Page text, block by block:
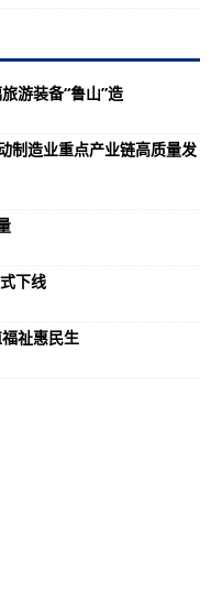
游装备“鲁山”造
制造业重点产业链高质量发
下线
祉惠民生